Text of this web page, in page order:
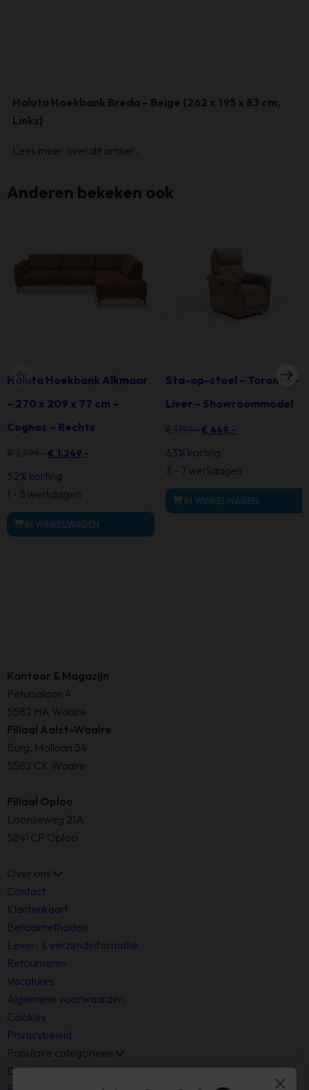
Haluta Hoekbank Breda – Beige (262 x 195 x 83 cm,
Links)
Lees meer over dit artikel ›
Anderen bekeken ook
Haluta Hoekbank Alkmaar
– 270 x 209 x 77 cm –
Cognac – Rechts
Oorspronkelijke
prijs
was:
€ 1.249,-
52% korting
1 - 5 werkdagen
IN WINKELWAGEN
Sta-op-stoel – Toronto –
Liver – Showroommodel
Oorspronkelijke
prijs
was:
€ 449,-
63% korting
3 - 7 werkdagen
IN WINKELWAGEN
Kantoor & Magazijn
Petunialaan 4
5582 HA Waalre
Filiaal Aalst-Waalre
Burg. Mollaan 54
5582 CK Waalre
Filiaal Oploo
Loonseweg 21A
5841 CP Oploo
Over ons
Contact
Klantenkaart
Betaalmethoden
Lever- & verzendinformatie
Retourneren
Vacatures
Algemene voorwaarden
Cookies
Privacybeleid
Populaire categorieën
Dekbedden